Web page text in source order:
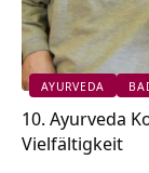
AYURVEDA
10. Ayurveda
Vielfältigkeit